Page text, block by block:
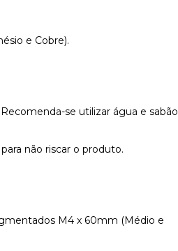
e Cobre).
se utilizar água e sabão
não riscar o produto.
M4 x 60mm (Médio e